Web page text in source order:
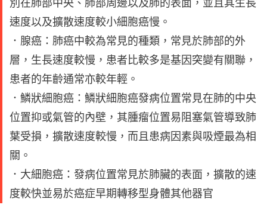
別在肺部中央、肺部周邊以及肺的表面，並且其生長
速度以及擴散速度較小細胞癌慢。
．腺癌：肺癌中較為常見的種類，常見於肺部的外
層，生長速度較慢，患者比較多是基因突變有關聯，
患者的年齡通常亦較年輕。
．鱗狀細胞癌：鱗狀細胞癌發病位置常見在肺的中央
位置抑或氣管的內壁，其腫瘤位置易阻塞氣管導致肺
葉受損，擴散速度較慢，而且患病因素與吸煙最為相
關。
．大細胞癌：發病位置常見於肺臟的表面，擴散的速
度較快並易於癌症早期轉移型身體其他器官